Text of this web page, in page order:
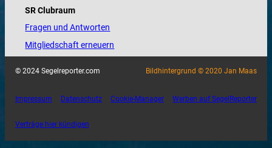
SR Clubraum
Fragen und Antworten
Mitgliedschaft erneuern
© 2024 Segelreporter.com Bildhintergrund © 2020 Jan Maas
Impressum Datenschutz Cookie-Manager Werben auf SegelReporter
Verträge hier kündigen